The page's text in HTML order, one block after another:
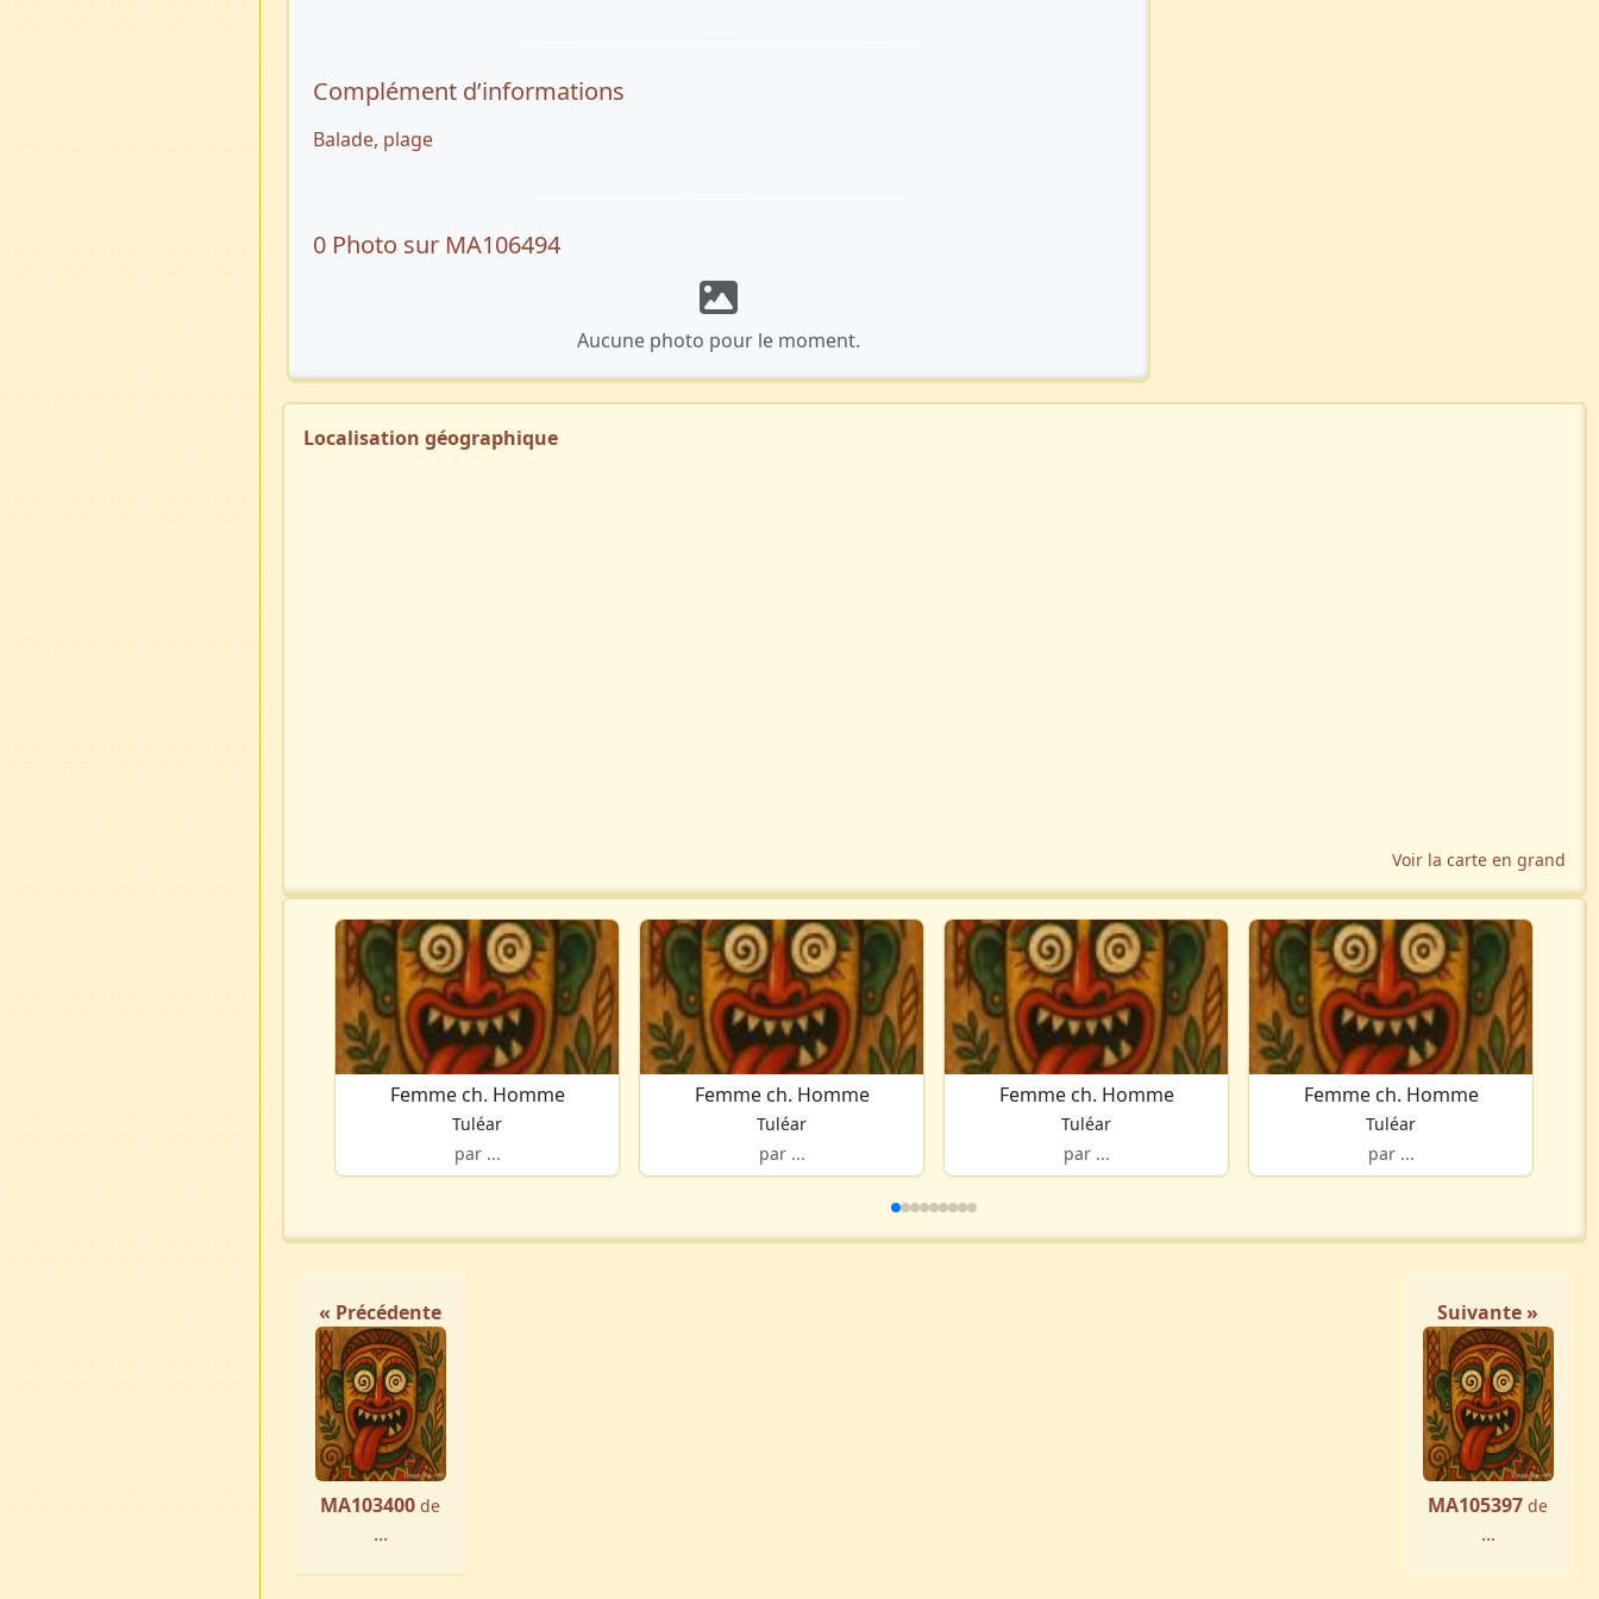
Complément d’informations
Balade, plage
0 Photo sur MA106494
Aucune photo pour le moment.
Localisation géographique
Voir la carte en grand
Femme ch. Homme
Tuléar
par ...
Femme ch. Homme
Tuléar
par ...
Femme ch. Homme
Tuléar
par ...
Femme ch. Homme
Tuléar
par ...
« Précédente
MA103400 de
...
Suivante »
MA105397 de
...